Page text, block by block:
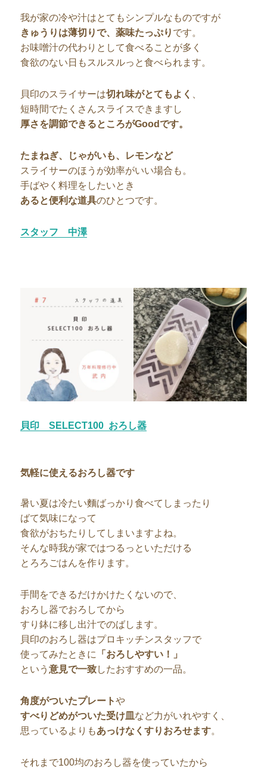
我が家の冷や汁はとてもシンプルなものですが
きゅうりは薄切りで、薬味たっぷり です。
お味噌汁の代わりとして食べることが多く
食欲のない日もスルスルっと食べられます。
貝印のスライサーは切れ味がとてもよく
短時間でたくさんスライスできますし
厚さを調節できるところがGoodです。
たまねぎ、じゃがいも、レモンなど
スライサーのほうが効率がいい場合も。
手ばやく料理をしたいとき
あると便利な道具のひとつです。
スタッフ 中澤
貝印 SELECT100 おろし器
気軽に使えるおろし器です
暑い夏は冷たい麵ばっかり食べてしまったり
ばて気味になって
食欲がおちたりしてしまいますよね。
そんな時我が家ではつるっといただける
とろろごはんを作ります。
手間をできるだけかけたくないので、
おろし器でおろしてから
すり鉢に移し出汁でのばします。
貝印のおろし器はプロキッチンスタッフで
使ってみたときに
「おろしやすい！」
という意見で一致したおすすめの一品。
角度がついたプレートや
すべりどめがついた受け皿 など力がいれやすく、
思っているよりもあっけなくすりおろせます。
それまで100均のおろし器を使っていたから